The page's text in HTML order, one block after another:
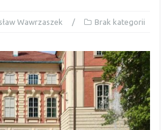
Wawrzaszek Brak kategorii